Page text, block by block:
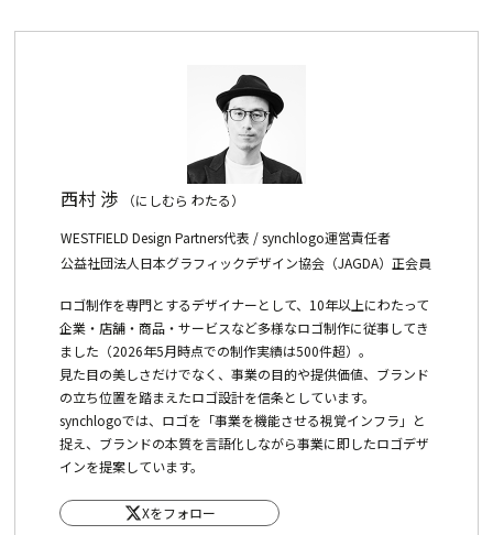
西村 渉
（にしむら わたる）
WESTFIELD Design Partners代表 / synchlogo運営責任者
公益社団法人日本グラフィックデザイン協会（JAGDA）正会員
ロゴ制作を専門とするデザイナーとして、10年以上にわたって
企業・店舗・商品・サービスなど多様なロゴ制作に従事してき
ました（2026年5月時点での制作実績は500件超）。
見た目の美しさだけでなく、事業の目的や提供価値、ブランド
の立ち位置を踏まえたロゴ設計を信条としています。
synchlogoでは、ロゴを「事業を機能させる視覚インフラ」と
捉え、ブランドの本質を言語化しながら事業に即したロゴデザ
インを提案しています。
Xをフォロー